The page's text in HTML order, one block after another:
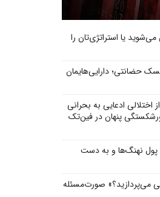
می‌شوید یا استراتژی‌تان را
حضانتی؛ دارایی‌هایمان
اختلالی ادعایی به بحرانی
پنهان در فین‌تک
پول‌ نهنگ‌ها و به دست
می‌پردازید؟» صورت‌مسئله